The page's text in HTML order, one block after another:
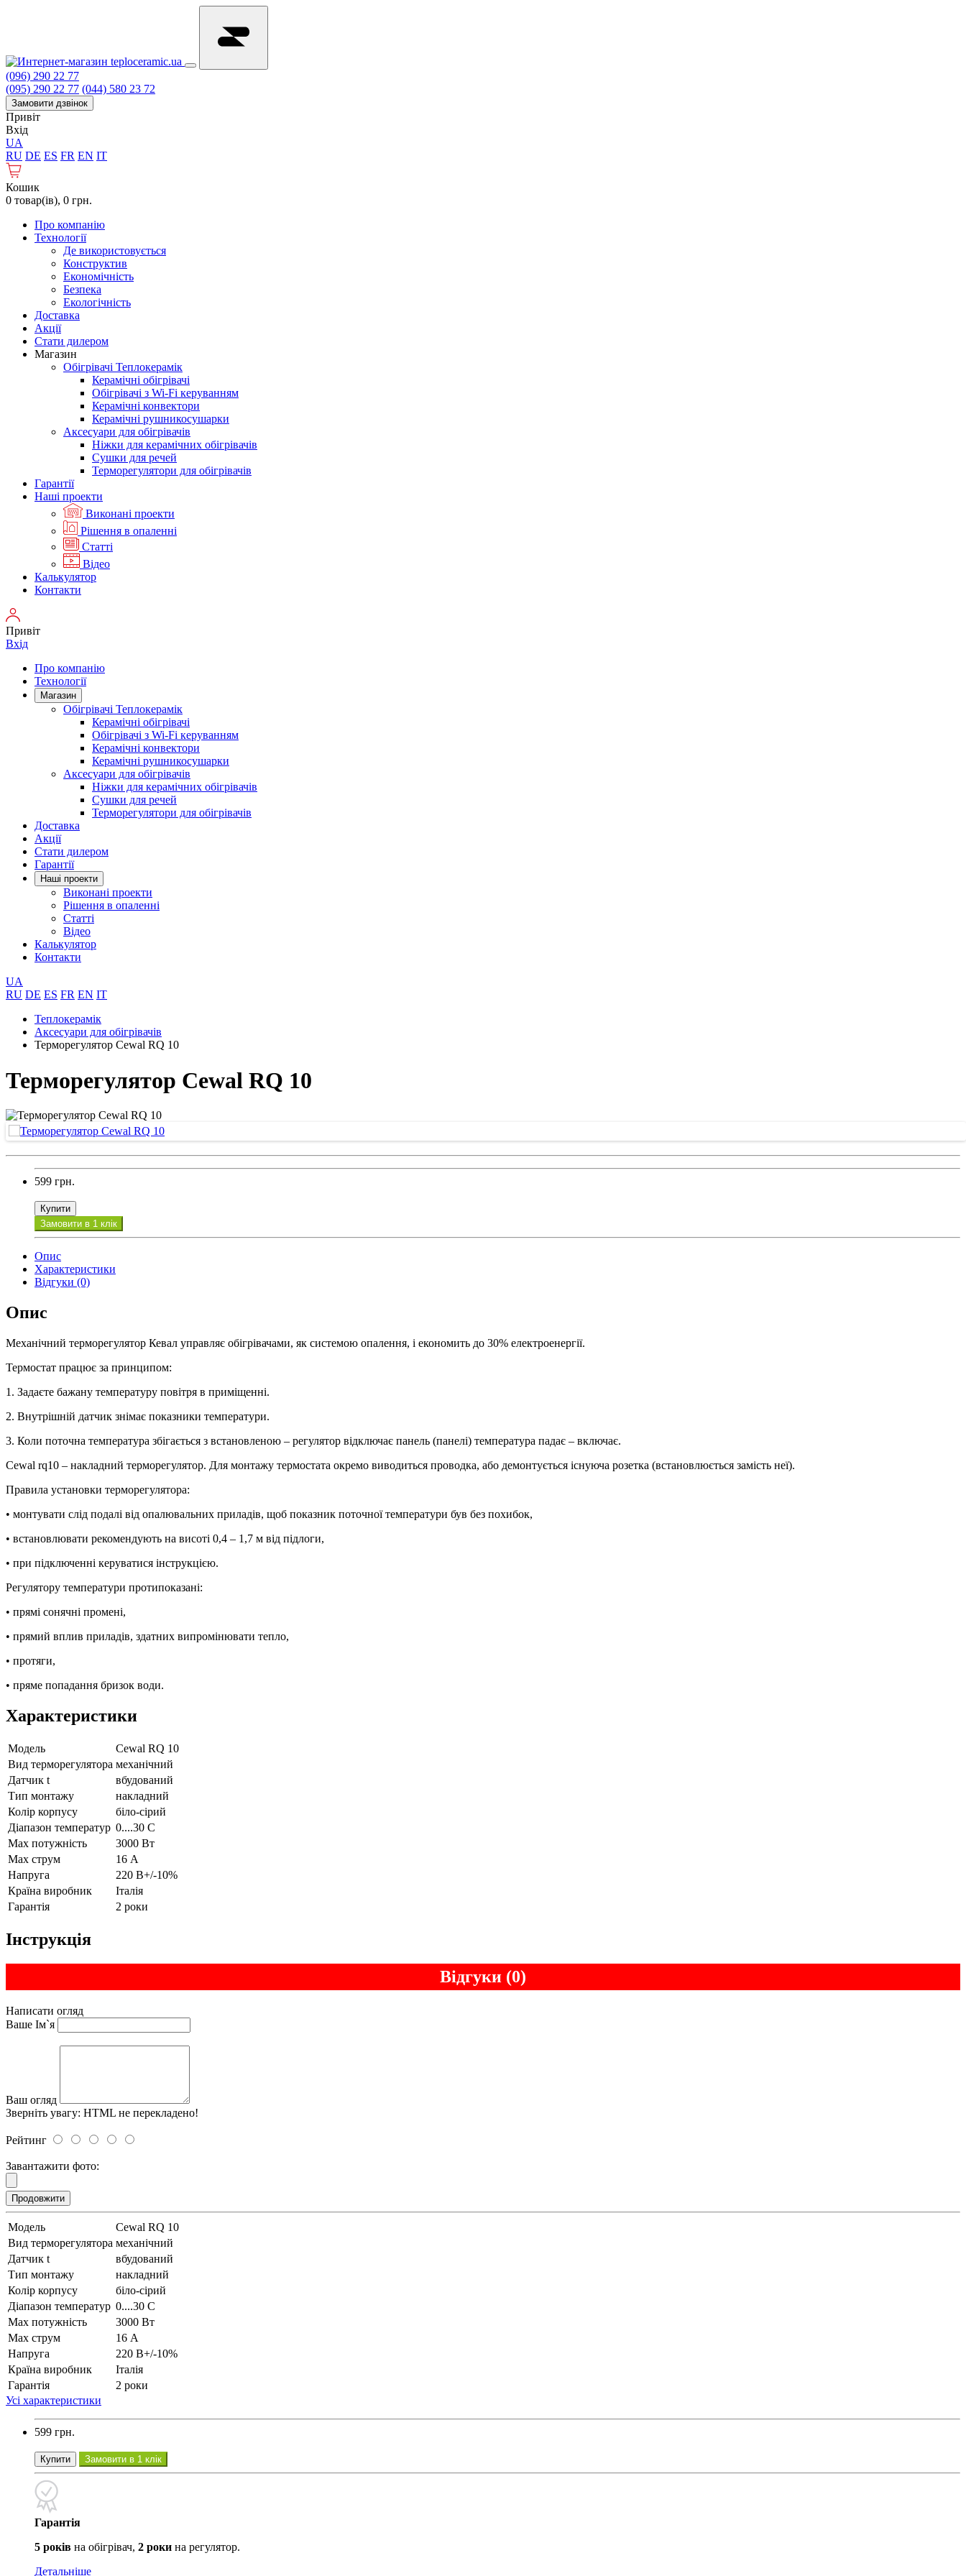
(096) 290 22 77
(095) 290 22 77 (044) 580 23 72
Замовити дзвінок
Привіт
Вхід
UA
RU DE ES FR EN IT
Кошик
0 товар(ів), 0 грн.
Про компанію
Технології
Де використовується
Конструктив
Економічність
Безпека
Екологічність
Доставка
Акції
Стати дилером
Магазин
Обігрівачі Теплокерамік
Керамічні обігрівачі
Обігрівачі з Wi-Fi керуванням
Керамічні конвектори
Керамічні рушникосушарки
Аксесуари для обігрівачів
Ніжки для керамічних обігрівачів
Сушки для речей
Терморегулятори для обігрівачів
Гарантії
Нашi проекти
Виконані проекти
Рішення в опаленні
Статті
Відео
Калькулятор
Контакти
Привіт
Вхід
Про компанію
Технології
Магазин
Обігрівачі Теплокерамік
Керамічні обігрівачі
Обігрівачі з Wi-Fi керуванням
Керамічні конвектори
Керамічні рушникосушарки
Аксесуари для обігрівачів
Ніжки для керамічних обігрівачів
Сушки для речей
Терморегулятори для обігрівачів
Доставка
Акції
Стати дилером
Гарантії
Нашi проекти
Виконані проекти
Рішення в опаленні
Статті
Відео
Калькулятор
Контакти
UA
RU DE ES FR EN IT
Теплокерамік
Аксесуари для обігрівачів
Терморегулятор Сewal RQ 10
Терморегулятор Сewal RQ 10
599 грн.
Купити
Замовити в 1 клік
Опис
Характеристики
Відгуки (0)
Опис
Механічний терморегулятор Кевал управляє обігрівачами, як системою опалення, і економить до 30% електроенергії.
Термостат працює за принципом:
1. Задаєте бажану температуру повітря в приміщенні.
2. Внутрішній датчик знімає показники температури.
3. Коли поточна температура збігається з встановленою – регулятор відключає панель (панелі) температура падає – включає.
Cewal rq10 – накладний терморегулятор. Для монтажу термостата окремо виводиться проводка, або демонтується існуюча розетка (встановлюється замість неї).
Правила установки терморегулятора:
• монтувати слід подалі від опалювальних приладів, щоб показник поточної температури був без похибок,
• встановлювати рекомендують на висоті 0,4 – 1,7 м від підлоги,
• при підключенні керуватися інструкцією.
Регулятору температури протипоказані:
• прямі сонячні промені,
• прямий вплив приладів, здатних випромінювати тепло,
• протяги,
• пряме попадання бризок води.
Характеристики
Модель
Cewal RQ 10
Вид терморегулятора механічний
Датчик t
вбудований
Тип монтажу
накладний
Колір корпусу
біло-сірий
Діапазон температур 0....30 С
Max потужність
3000 Вт
Max струм
16 А
Напруга
220 В+/-10%
Країна виробник
Італія
Гарантія
2 роки
Інструкція
Відгуки (0)
Написати огляд
Ваше Ім`я
Ваш огляд
Зверніть увагу: HTML не перекладено!
Рейтинг
Завантажити фото:
Продовжити
Модель
Cewal RQ 10
Вид терморегулятора механічний
Датчик t
вбудований
Тип монтажу
накладний
Колір корпусу
біло-сірий
Діапазон температур 0....30 С
Max потужність
3000 Вт
Max струм
16 А
Напруга
220 В+/-10%
Країна виробник
Італія
Гарантія
2 роки
Усі характеристики
599 грн.
Купити Замовити в 1 клік
Гарантія
5 років на обігрівач, 2 роки на регулятор.
Детальніше